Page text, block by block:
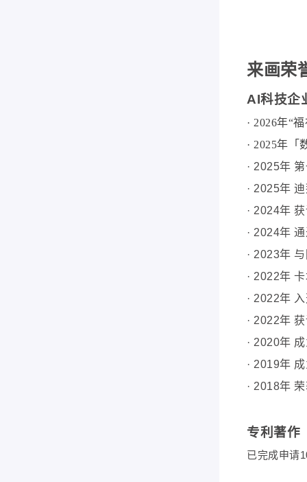
来画荣
AI科技企
· 2026年“
· 2025年「
· 2025年
· 2025年 迪
· 2024年
· 2024年
· 2023年
· 2022年
· 2022年
· 2022年
· 2020年
· 2019年
· 2018年
专利著作
已完成申请